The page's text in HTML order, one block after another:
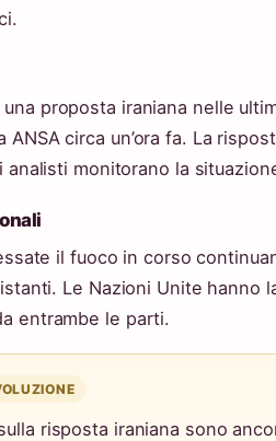
proposta iraniana nelle
circa un’ora fa. La
analisti monitorano la
il fuoco in corso
Le Nazioni Unite hanno
entrambe le parti.
risposta iraniana sono